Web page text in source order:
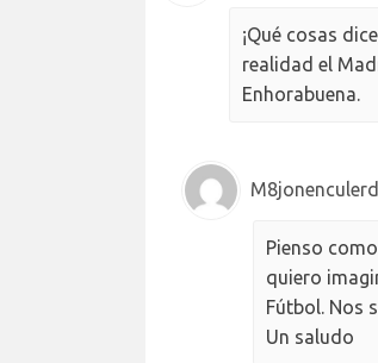
¡Qué cosas
realidad el
Enhorabuena.
Pienso
quiero
Fútbol. Nos
Un saludo